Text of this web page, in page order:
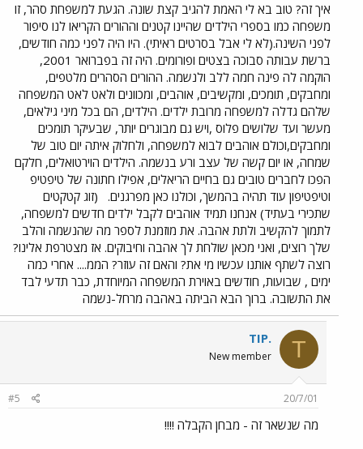
איך זה? טוב בא לי האמת להגיב קצת שונה. הגעת למשפחת סהר, זו
משפחה כמו בספרי הילדים שהיינו קטנים וההורים הקריאו לנו סיפור
לפני השינה.(לא לי אבל בסרטים ראיתי). היו היה לפני כמה חודשים,
ברשת עבותה סבוכה בצטים ופורומים. היה זה בפברואר 2001,
הוקמה לה פינה חמה ללב ולנשמה. ההורים הסהרים מלטפים,
ומחבקים, תומכים, ומקשיבים, אוהבים, ומכוונים ולאט לאט המשפחה
שלהם גדלה למשפחה מרובת ילדים. הילדים, הם בכל מיני גילאים,
מעשר ועד שלושים פלוס ,ויש גם מבוגרים יותר, שבעיקר תומכים
ומחבקים,וכולם אוהבים לבוא למשפחה, ולחלוק איתה יום טוב של
שמחה, או יום קשה של עצב ורע בנשמה. הילדים הוירטואלים, חלקם
הפכו לחברים טובים גם בחיים הריאלים, אפילו חתונה של טיפטיפ
וטיפטיפון עוד תהיה בהמשך, וכולנו כאן מפרגנים.
(זוג קטקטים
שתכירי בעתיד) אנחנו תמיד אוהבים לקבל ילדים חדשים למשפחה,
לתמוך להקשיב ולתת אהבה. את מוזמנת לספר מה שהנשמה והלב
שלך רוצים, ואני מכאן שולחת לך אהבה וחיבוקים. אז מצטרפת אלינו?
רוצה לשתף אותנו עכשיו מי את? והאם זה עוזר? הממ.... אחרי כמה
ימים , שבועות, חודשים באוירת המשפחה המיוחדת, כבר תדעי לבד
את התשובה. ברוך הבא הביתה באהבה מרחל-נשמה
T
TIP.
New member
20/7/01
#5
מה שנשאר זה - מבחן הקבלה !!!!